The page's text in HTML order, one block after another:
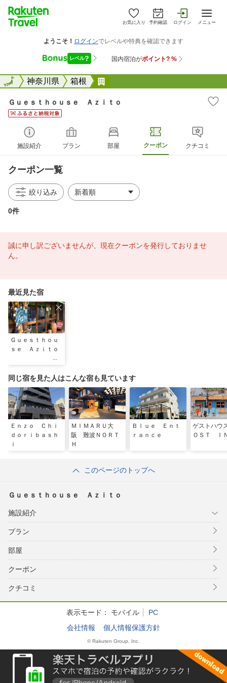
お気に入り 予約確認 ログイン メニュー
全国神奈川県 箱根
全国
Ｇｕｅｓｔｈｏｕｓｅ Ａｚｉｔｏ
施設紹介 プラン 部屋 クーポン クチコミ
クーポン一覧
絞り込み
0件
誠に申し訳ございませんが、現在クーポンを発行しておりませ
ん。
最近見た宿
Ｇｕｅｓｔｈｏｕ
ｓｅ Ａｚｉｔｏ
同じ宿を見た人はこんな宿も見ています
Ｅｎｚｏ Ｃｈｉ
ｄｏｒｉｂａｓｈ
ｉ
ＭＩＭＡＲＵ大
阪 難波ＮＯＲＴ
Ｈ
Ｂｌｕｅ Ｅｎｔ
ｒａｎｃｅ
ゲストハ
ＯＳＴ Ｉ
このページのトップへ
Ｇｕｅｓｔｈｏｕｓｅ Ａｚｉｔｏ
施設紹介
プラン
部屋
クーポン
クチコミ
表示モード： モバイル
PC
会社情報
個人情報保護方針
© Rakuten Group, Inc.